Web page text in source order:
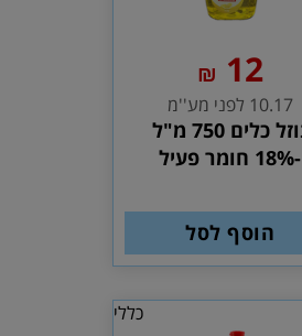
12
₪
10.17 לפני מע''מ
נוזל כלים 750 מ"ל
-18% חומר פעיל
הוסף לסל
כללי